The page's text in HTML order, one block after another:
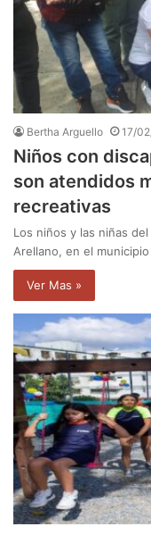
Bertha Arguello 17/
Niños con
son atendidos
recreativas
Los niños y las niñas
Arellano, en el
Ver Mas »